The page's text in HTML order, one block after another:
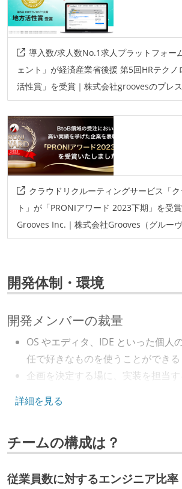
導入数/求人数No.1求人プラットフォー
ェント」が経済産業省後援 第5回HRテク
活性賞」を受賞｜株式会社groovesのプレ
クラウドリクルーティングサービス「
ト」が「PRONIアワード 2023下期」を受賞
Grooves Inc.｜株式会社Grooves（グルーヴ
開発体制・環境
開発メンバーの裁量
OS やエディタ、IDE といった個人
任で好きなものを使うことができる
企画を決定する場に、実装を担当
タスクの見積もりは、実装を担当す
全体のスケジュール管理は、途中の
で行う
詳細を見る
チームの構成は？
従業員数に対するエンジニア比率